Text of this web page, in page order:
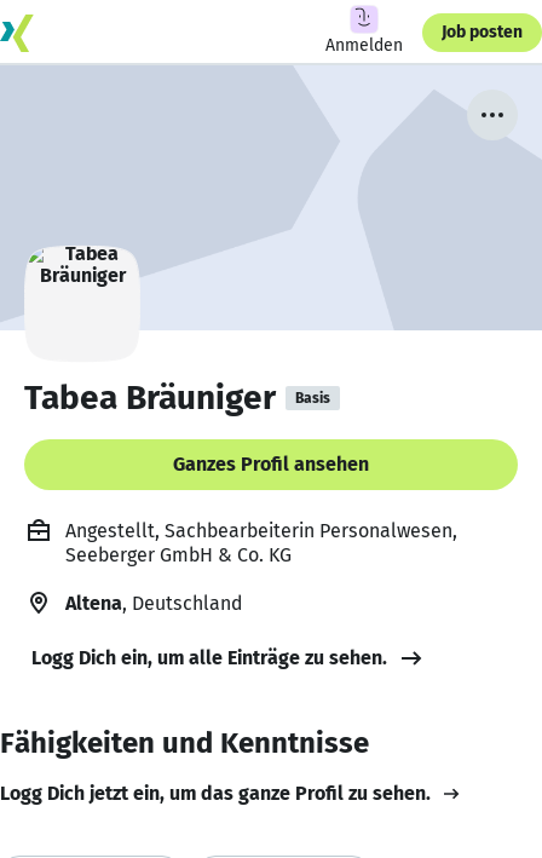
Anmelden
Job posten
Tabea Bräuniger Basis
Ganzes Profil ansehen
Angestellt, Sachbearbeiterin Personalwesen,
Seeberger GmbH & Co. KG
Altena, Deutschland
Logg Dich ein, um alle Einträge zu sehen.
Fähigkeiten und Kenntnisse
Logg Dich jetzt ein, um das ganze Profil zu sehen.